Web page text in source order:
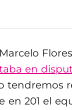
en
tendremos
en 201 el